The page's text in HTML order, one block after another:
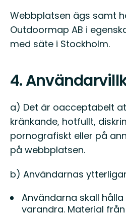
Webbplatsen ägs samt
Outdoormap AB i
med säte i Stockholm.
4.
a) Det är oacceptabelt
kränkande, hotfullt,
pornografiskt eller på
på webbplatsen.
b) Användarnas
Användarna skall
varandra. Material